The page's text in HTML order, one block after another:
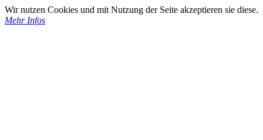
Wir nutzen Cookies und mit Nutzung der Seite akzeptieren sie diese.
Mehr Infos